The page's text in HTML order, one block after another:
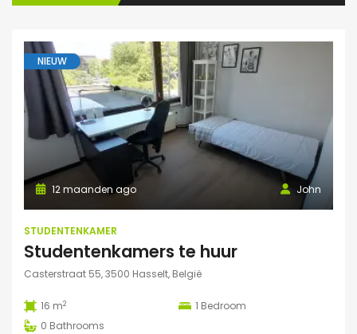
NIEUW
John
12 maanden ago
STUDENTENKAMER
Studentenkamers te huur
Casterstraat 55, 3500 Hasselt, België
16 m2 1 Bedroom
0 Bathrooms